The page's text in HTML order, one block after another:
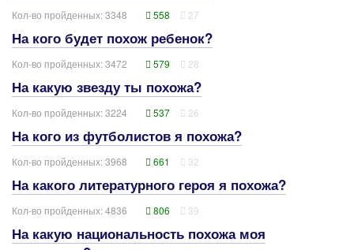
Кол-во пройденных: 3348 558 27
На кого будет похож ребенок?
Кол-во пройденных: 3472 579 28
На какую звезду ты похожа?
Кол-во пройденных: 3224 537 26
На кого из футболистов я похожа?
Кол-во пройденных: 3968 661 32
На какого литературного героя я похожа?
Кол-во пройденных: 4836 806 39
На какую национальность похожа моя